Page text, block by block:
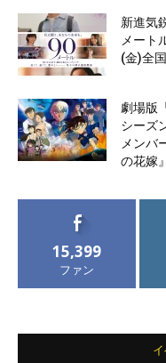
新進気
メート
(金)全
劇場版
シーズ
メンバ
の花嫁
15,399
ファン